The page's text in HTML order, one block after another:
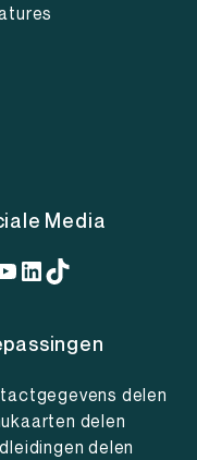
Media
LinkedIn
TikTok
delen
delen
delen